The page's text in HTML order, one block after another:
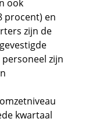
ook
procent) en
zijn de
zijn
kwartaal